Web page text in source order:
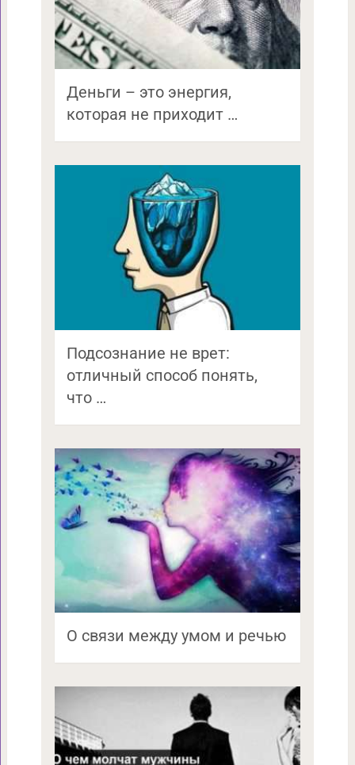
Деньги – это энергия,
которая не приходит …
Подсознание не врет:
отличный способ понять,
что …
О связи между умом и речью